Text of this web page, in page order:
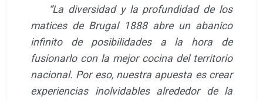
“La diversidad y la profundidad de los
matices de Brugal 1888 abre un abanico
infinito de posibilidades a la hora de
fusionarlo con la mejor cocina del territorio
nacional. Por eso, nuestra apuesta es crear
experiencias inolvidables alrededor de la